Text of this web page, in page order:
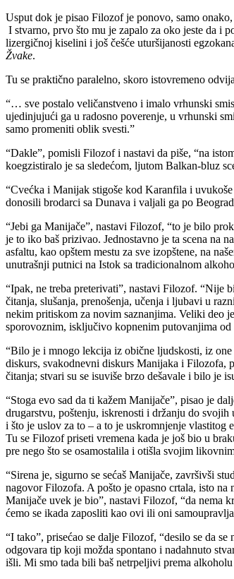
Usput dok je pisao Filozof je ponovo, samo
I stvarno, prvo što mu je zapalo za oko jeste da i
lizergičnoj kiselini i još češće uturšijanosti
Žvake.
Tu se praktično paralelno, skoro istovremeno
“… sve postalo veličanstveno i imalo vrhunski
ujedinjujući ga u radosno poverenje, u vrhunski
samo promeniti oblik svesti.”
“Dakle”, pomisli Filozof i nastavi da piše, “na
koegzistiralo je sa sledećom, ljutom Balkan-bluz
“Cvećka i Manijak stigoše kod Karanfila i
donosili brodarci sa Dunava i valjali ga po
“Jebi ga Manijače”, nastavi Filozof, “to je bilo
je to iko baš prizivao. Jednostavno je ta scena na
asfaltu, kao opštem mestu za sve izopštene, na
unutrašnji putnici na Istok sa tradicionalnom
“Ipak, ne treba preterivati”, nastavi Filozof. “Nije
čitanja, slušanja, prenošenja, učenja i ljubavi u
nekim pritiskom za novim saznanjima. Veliki deo
sporovoznim, isključivo kopnenim putovanjima
“Bilo je i mnogo lekcija iz obične ljudskosti, iz
diskurs, svakodnevni diskurs Manijaka i Filozofa,
čitanja; stvari su se isuviše brzo dešavale i bilo je
“Stoga evo sad da ti kažem Manijače”, pisao je
drugarstvu, poštenju, iskrenosti i držanju do
i što je uslov za to – a to je uskromnjenje vlastitog
Tu se Filozof priseti vremena kada je još bio u
pre nego što se osamostalila i otišla svojim
“Sirena je, sigurno se sećaš Manijače, završivši
nagovor Filozofa. A pošto je opasno crtala, isto
Manijače uvek je bio”, nastavi Filozof, “da nema
ćemo se ikada zaposliti kao ovi ili oni
“I tako”, prisećao se dalje Filozof, “desilo se da
odgovara tip koji možda spontano i nadahnuto
išli. Mi smo tada bili baš netrpeljivi prema